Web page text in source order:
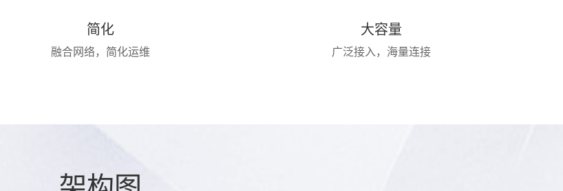
简化
融合网络，简化运维
大容量
广泛接入，海量连接